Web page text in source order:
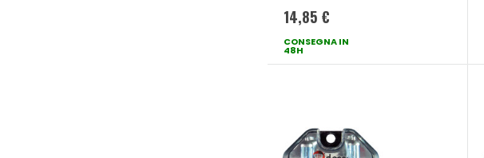
14,85 €
CONSEGNA IN
48H